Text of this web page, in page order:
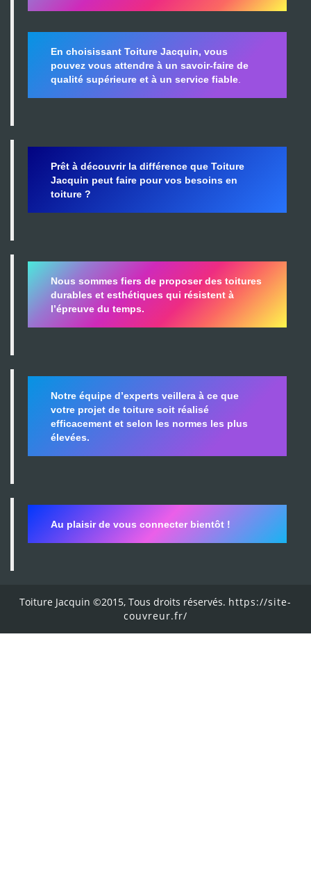
En choisissant Toiture Jacquin, vous
pouvez vous attendre à un savoir-faire de
qualité supérieure et à un service fiable
Prêt à découvrir la différence que Toiture
Jacquin peut faire pour vos besoins en
toiture ?
Nous sommes fiers de proposer des toitures
durables et esthétiques qui résistent à
l’épreuve du temps.
Notre équipe d’experts veillera à ce que
votre projet de toiture soit réalisé
efficacement et selon les normes les plus
élevées.
Au plaisir de vous connecter bientôt !
Toiture Jacquin ©2015, Tous droits réservés. https://site-
couvreur.fr/